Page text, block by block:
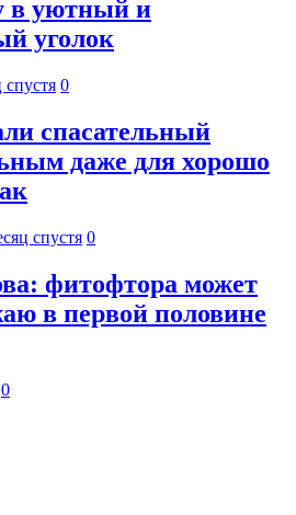
в уютный и
уголок
спустя 0
спасательный
даже для хорошо
спустя 0
фитофтора может
в первой половине
0